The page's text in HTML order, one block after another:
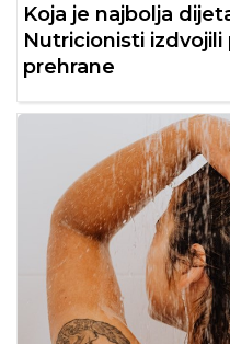
Koja je najbolja
Nutricionisti
prehrane